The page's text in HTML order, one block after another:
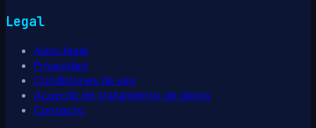
Legal
Aviso legal
Privacidad
Condiciones de uso
Acuerdo de tratamiento de datos
Contacto